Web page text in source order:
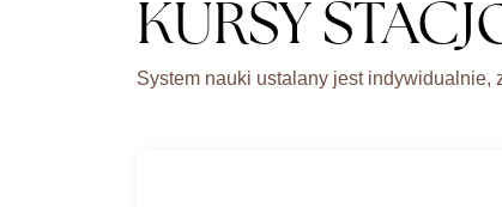
KURSY
System nauki ustalany jest